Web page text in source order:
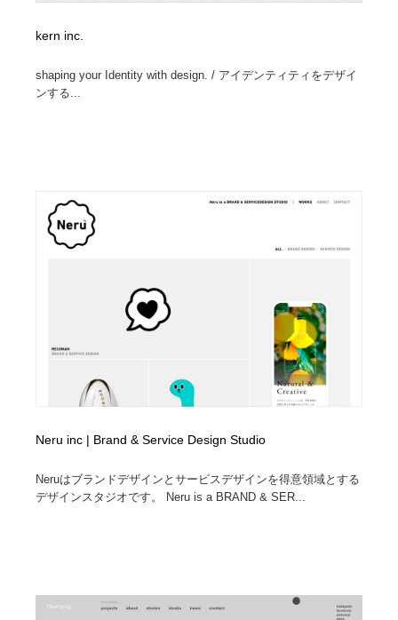
kern inc.
shaping your Identity with design. / アイデンティティをデザイ
ンする...
Neru inc | Brand & Service Design Studio
Neruはブランドデザインとサービスデザインを得意領域とする
デザインスタジオです。 Neru is a BRAND & SER...